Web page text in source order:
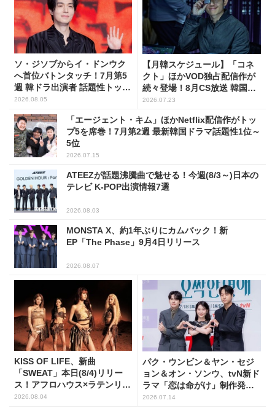
ソ・ジソブからイ・ドンウク
へ首位バトンタッチ！7月第5
週 韓ドラ出演者 話題性トップ
5
2026.08.05
【月韓スケジュール】「コネ
クト」ほかVOD独占配信作が
続々登場！8月CS放送 韓国ド
ラマ(全66選)
2026.07.23
「エージェント・キム」ほかNetflix配信作がトッ
プ5を席巻！7月第2週 最新韓国ドラマ話題性1位～
5位
2026.07.15
ATEEZが話題沸騰曲で魅せる！今週(8/3～)日本の
テレビ K-POP出演情報7選
2026.08.03
MONSTA X、約1年ぶりにカムバック！新
EP「The Phase」9月4日リリース
2026.08.07
KISS OF LIFE、新曲
「SWEAT」本日(8/4)リリー
ス！アフロハウス×ラテンリズ
ムで夏を魅了
2026.08.04
パク・ウンビン＆ヤン・セジ
ョン＆オン・ソンウ、tvN新ド
ラマ「恋は命がけ」制作発表
会に出席！(PHOTO18枚)
2026.07.14